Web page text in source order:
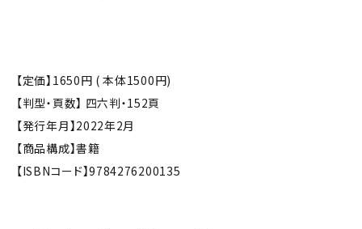
【定価】1650円 ( 本体1500円)
【判型・頁数】 四六判・152頁
【発行年月】2022年2月
【商品構成】書籍
【ISBNコード】9784276200135